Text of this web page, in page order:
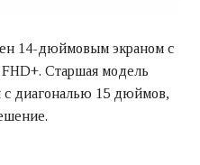
14-дюймовым экраном с
Старшая модель
с диагональю 15 дюймов,